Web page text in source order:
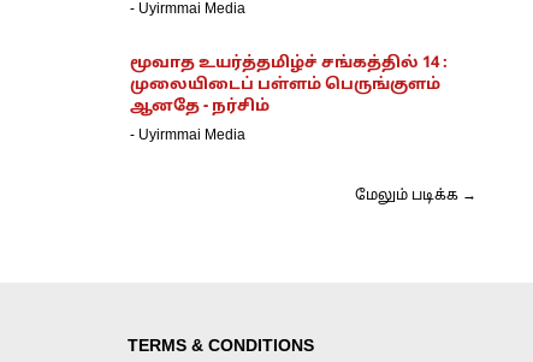
- Uyirmmai Media
மூவாத உயர்த்தமிழ்ச் சங்கத்தில் 14 :
முலையிடைப் பள்ளம் பெருங்குளம்
ஆனதே - நர்சிம்
- Uyirmmai Media
மேலும் படிக்க →
TERMS & CONDITIONS